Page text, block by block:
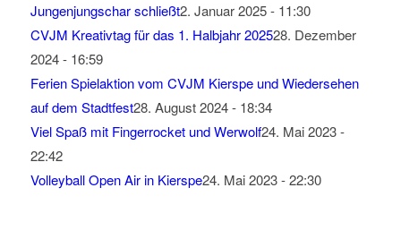
Jungenjungschar schließt2. Januar 2025 - 11:30
CVJM Kreativtag für das 1. Halbjahr 202528. Dezember
2024 - 16:59
Ferien Spielaktion vom CVJM Kierspe und Wiedersehen
auf dem Stadtfest28. August 2024 - 18:34
Viel Spaß mit Fingerrocket und Werwolf24. Mai 2023 -
22:42
Volleyball Open Air in Kierspe24. Mai 2023 - 22:30